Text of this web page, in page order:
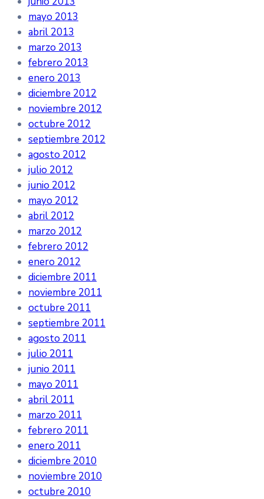
mayo 2013
abril 2013
marzo 2013
febrero 2013
enero 2013
diciembre 2012
noviembre 2012
octubre 2012
septiembre 2012
agosto 2012
julio 2012
junio 2012
mayo 2012
abril 2012
marzo 2012
febrero 2012
enero 2012
diciembre 2011
noviembre 2011
octubre 2011
septiembre 2011
agosto 2011
julio 2011
junio 2011
mayo 2011
abril 2011
marzo 2011
febrero 2011
enero 2011
diciembre 2010
noviembre 2010
octubre 2010